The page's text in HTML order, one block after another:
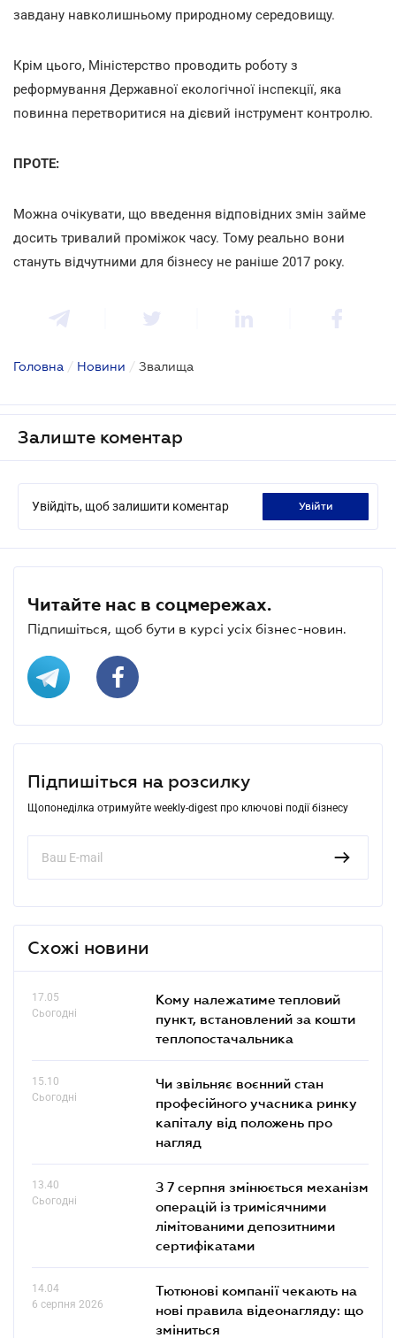
завдану навколишньому природному середовищу.
Крім цього, Міністерство проводить роботу з
реформування Державної екологічної інспекції, яка
повинна перетворитися на дієвий інструмент контролю.
ПРОТЕ:
Можна очікувати, що введення відповідних змін займе
досить тривалий проміжок часу. Тому реально вони
стануть відчутними для бізнесу не раніше 2017 року.
Головна / Новини / Звалища
Залиште коментар
Увійдіть, щоб залишити коментар увійти
Читайте нас в соцмережах.
Підпишіться, щоб бути в курсі усіх бізнес-новин.
Підпишіться на розсилку
Щопонеділка отримуйте weekly-digest про ключові події бізнесу
Схожі новини
17.05
Сьогодні
Кому належатиме тепловий
пункт, встановлений за кошти
теплопостачальника
15.10
Сьогодні
Чи звільняє воєнний стан
професійного учасника ринку
капіталу від положень про
нагляд
13.40
Сьогодні
З 7 серпня змінюється механізм
операцій із тримісячними
лімітованими депозитними
сертифікатами
14.04
6 серпня 2026
Тютюнові компанії чекають на
нові правила відеонагляду: що
зміниться